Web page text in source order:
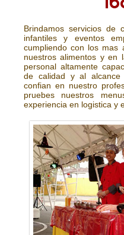
Brindamos servicios de
infantiles y eventos
cumpliendo con los mas
nuestros alimentos y en
personal altamente
de calidad y al
confian en nuestro
pruebes nuestros
experiencia en logistica y